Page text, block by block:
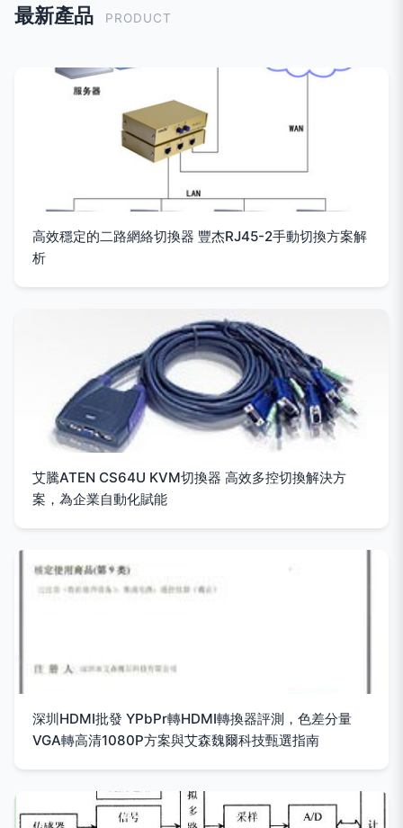
最新產品 PRODUCT
高效穩定的二路網絡切換器 豐杰RJ45-2手動切換方案解
析
艾騰ATEN CS64U KVM切換器 高效多控切換解決方
案，為企業自動化賦能
深圳HDMI批發 YPbPr轉HDMI轉換器評測，色差分量
VGA轉高清1080P方案與艾森魏爾科技甄選指南